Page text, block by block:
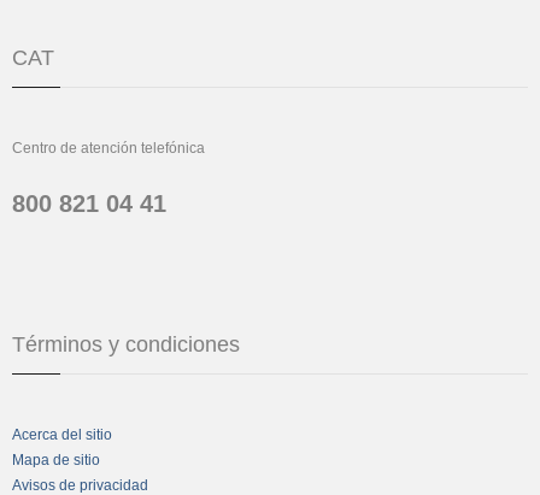
CAT
Centro de atención telefónica
800 821 04 41
Términos y condiciones
Acerca del sitio
Mapa de sitio
Avisos de privacidad